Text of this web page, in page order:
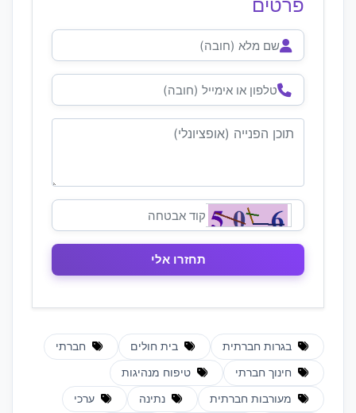
פרטים
בגרות חברתית בית חולים חברתי
חינוך חברתי טיפוח מנהיגות
מעורבות חברתית נתינה ערכי